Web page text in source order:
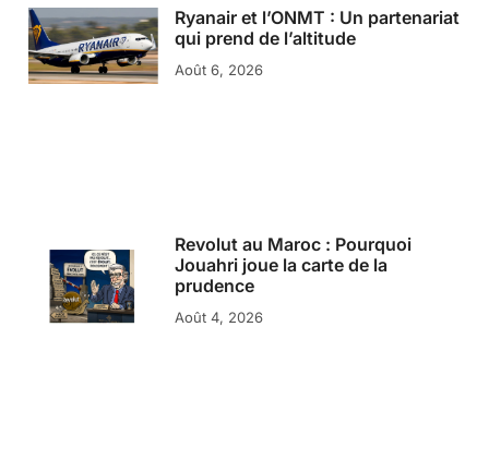
Ryanair et l’ONMT : Un partenariat
qui prend de l’altitude
Août 6, 2026
Revolut au Maroc : Pourquoi
Jouahri joue la carte de la
prudence
Août 4, 2026